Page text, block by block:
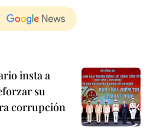
insta a
su
corrupción